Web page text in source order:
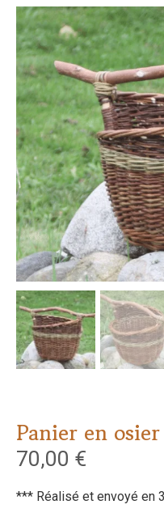
Panier en
70,00 €
*** Réalisé et envoyé en